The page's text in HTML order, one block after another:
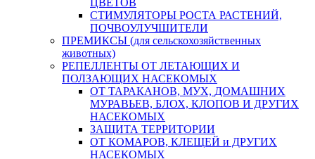
ЦВЕТОВ
СТИМУЛЯТОРЫ РОСТА РАСТЕНИЙ,
ПОЧВОУЛУЧШИТЕЛИ
ПРЕМИКСЫ (для сельскохозяйственных
животных)
РЕПЕЛЛЕНТЫ ОТ ЛЕТАЮЩИХ И
ПОЛЗАЮЩИХ НАСЕКОМЫХ
ОТ ТАРАКАНОВ, МУХ, ДОМАШНИХ
МУРАВЬЕВ, БЛОХ, КЛОПОВ И ДРУГИХ
НАСЕКОМЫХ
ЗАЩИТА ТЕРРИТОРИИ
ОТ КОМАРОВ, КЛЕЩЕЙ и ДРУГИХ
НАСЕКОМЫХ